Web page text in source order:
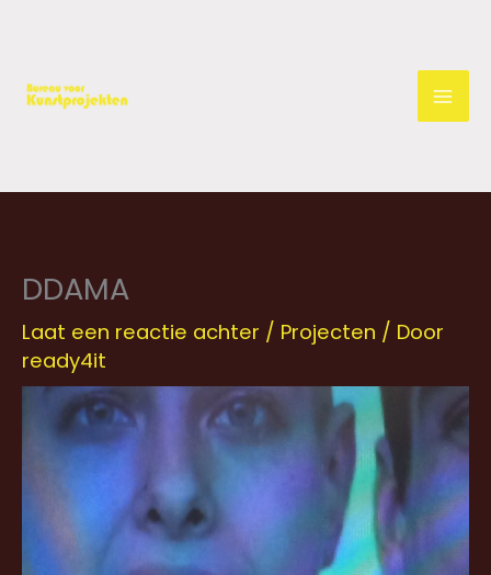
inhoud
DDAMA
Laat een reactie achter / Projecten / Door
ready4it